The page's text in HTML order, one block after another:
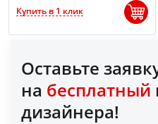
Купить в 1 клик
Оставьте
на бесплатный
дизайнера!